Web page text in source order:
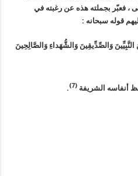
، فعبّر بجملته هذه عن رغبته في
قوله سبحانه :
وَالصِّدِّيقِينَ وَالشُّهَداءِ وَالصَّالِحِينَ
أنفاسه الشريفة(7)
.